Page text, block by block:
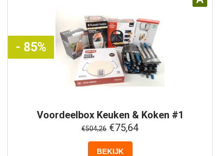
- 85%
VoordeelboxKeuken & Koken #1
€504,26 €75,64
BEKIJK